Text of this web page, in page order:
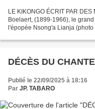
LE KIKONGO ÉCRIT PAR
Boelaert, (1899-1966), le
l'épopée Nsong'a Lianja
DÉCÈS DU
Publié le 22/09/2025 à 18:16
Par JP. TABARO